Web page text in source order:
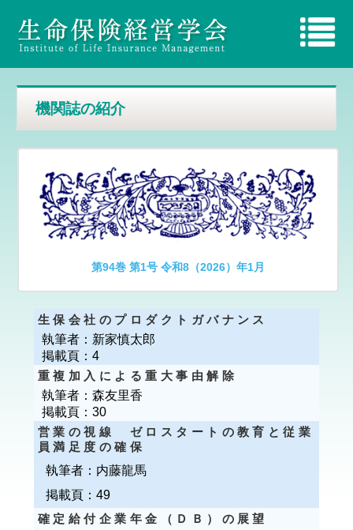
機関誌の紹介
第94巻 第1号 令和8（2026）年1月
生保会社のプロダクトガバナンス
執筆者： 新家慎太郎
掲載頁： 4
重複加入による重大事由解除
執筆者： 森友里香
掲載頁： 30
営業の視線 ゼロスタートの教育と従業
員満足度の確保
執筆者： 内藤龍馬
掲載頁： 49
確定給付企業年金（ＤＢ）の展望